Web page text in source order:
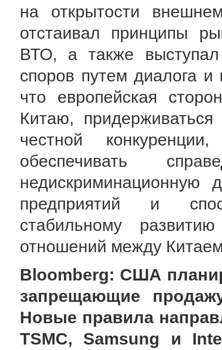
на открытости
отстаивал принципы
ВТО, а также выступал
споров путем диалога и
что европейская
Китаю,
честной
обеспечивать
недискриминационную
предприятий и
стабильному
отношений между
Bloomberg: США
запрещающие
Новые правила
TSMC, Samsung и